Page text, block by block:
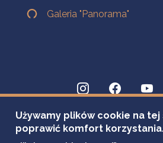
Galeria "Panorama"
Używamy plików cookie na
poprawić komfort